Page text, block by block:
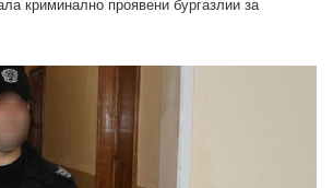
криминално проявени бургазлии за